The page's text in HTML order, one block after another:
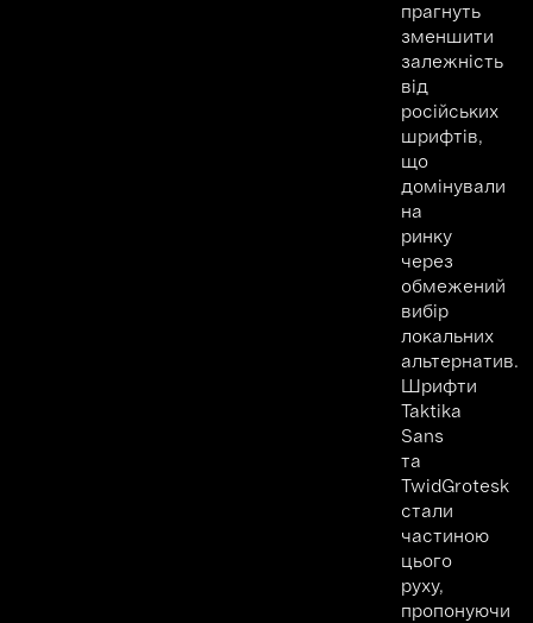
прагнуть
зменшити
залежність
від
російських
шрифтів,
що
домінували
на
ринку
через
обмежений
вибір
локальних
альтернатив.
Шрифти
Taktika
Sans
та
TwidGrotesk
стали
частиною
цього
руху,
пропонуючи